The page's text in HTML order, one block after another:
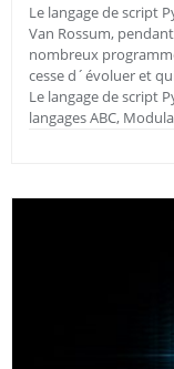
Le langage de script
Van Rossum,
nombreux
cesse d´évoluer et
Le langage de script
langages ABC,